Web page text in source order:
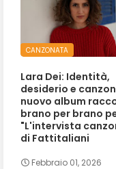
CANZONATA
Lara Dei: Identità,
desiderio e
nuovo album
brano per brano
"L'intervista
di Fattitaliani
Febbraio 01, 2026